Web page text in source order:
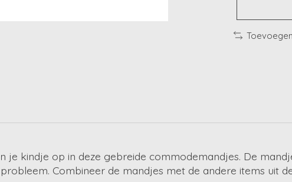
je kindje op in deze gebreide commodemandjes. De
Combineer de mandjes met de andere items uit